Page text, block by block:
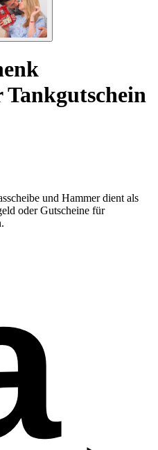
und Hammer dient als
oder Gutscheine für